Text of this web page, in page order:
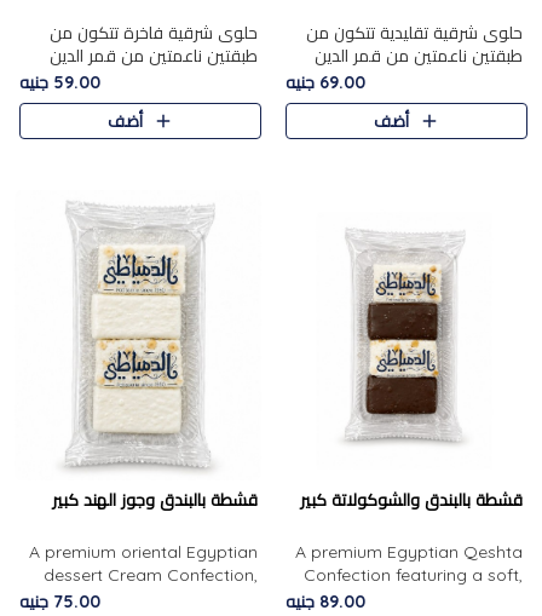
حلوى شرقية تقليدية تتكون من
طبقتين ناعمتين من قمر الدين
الفاخر، تتوسطهما حشوة غنية من
الفول السوداني المحمص، لتجمع
بين حلاوة المشمش الطبيعية..
69.00 جنيه
أضف
حلوى شرقية فاخرة تتكون من
طبقتين ناعمتين من قمر الدين
الفاخر، تتوسطهما حشوة غنية من
اللوز المحمص لتمنح مزيجًا متوازنًا
من النعومة والقرمشة. ..
59.00 جنيه
أضف
قشطة بالبندق والشوكولاتة كبير
A premium Egyptian Qeshta
Confection featuring a soft,
creamy texture paired with a
89.00 جنيه
قشطة بالبندق وجوز الهند كبير
A premium oriental Egyptian
dessert Cream Confection,
featuring a soft, creamy
75.00 جنيه